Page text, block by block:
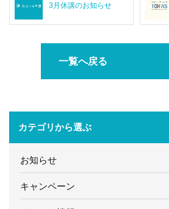
3月休講のお知らせ
一覧へ戻る
カテゴリから選ぶ
お知らせ
キャンペーン